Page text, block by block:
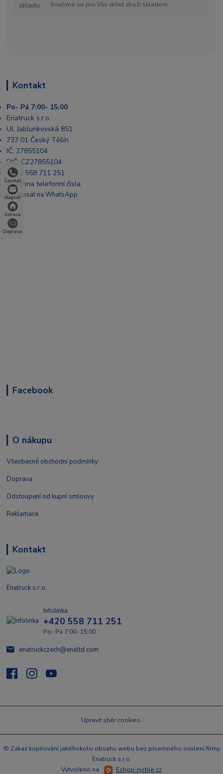
Zavolat
Napsat
Adresa
Doprava
Snažíme se pro Vás držet zboží skladem
Kontakt
Po- Pá 7:00- 15:00
Enatruck s.r.o.
Ul. Jablunkovská 851
737 01 Český Těšín
IČ: 27855104
DIČ: CZ27855104
+420 558 711 251
Všechna telefonní čísla
📩 Napsat na WhatsApp
Facebook
O nákupu
Všeobecné obchodní podmínky
Doprava
Odstoupení od kupní smlouvy
Reklamace
Kontakt
Enatruck s.r.o.
Infolinka
+420 558 711 251
Po- Pá 7:00- 15:00
enatruckczech@enaltd.com
Upravit sběr cookies.
© Zákaz kopírování jakéhokoliv obsahu webu bez písemného svolení firmy
Enatruck s.r.o.
Vytvořeno na
Eshop-rychle.cz